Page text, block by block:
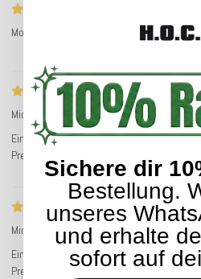
Monika H.
Service-Bewertung
Einfacher Bestellvorgang
Michael G.
Service-Bewertung
Einfacher Bestellvorgang, schnelle
Preis & Leistung okay
Einfacher Bestellvorgang
Michael G.
Service-Bewertung
Einfacher Bestellvorgang, schnelle
Preis & Leistung okay
Sichere dir
Bestellung.
unseres
und erhalte
sofort auf